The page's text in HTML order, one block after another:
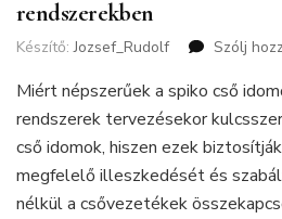
rendszerekben
Készítő:Jozsef_Rudolf Szólj
Miért népszerűek a spiko cső
rendszerek tervezésekor
cső idomok, hiszen ezek
megfelelő illeszkedését és
nélkül a csővezetékek